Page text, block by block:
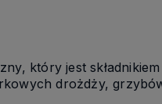
który jest
drożdży,